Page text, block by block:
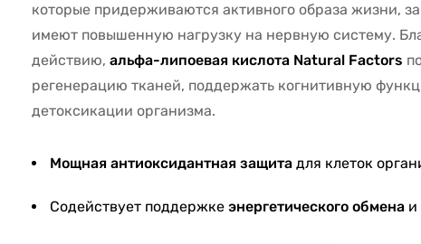
которые придерживаются активного образа жизни,
имеют повышенную нагрузку на нервную систему.
действию, альфа-липоевая кислота Natural Factors
регенерацию тканей, поддержать когнитивную
детоксикации организма.
Мощная антиоксидантная защита для клеток
Содействует поддержке энергетического обмена и